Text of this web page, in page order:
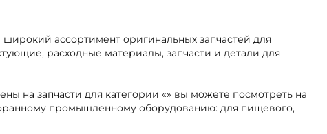
ассортимент оригинальных запчастей для
расходные материалы, запчасти и детали для
на запчасти для категории «» вы можете посмотреть на
промышленному оборудованию: для пищевого,